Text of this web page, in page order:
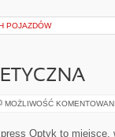
POJAZDÓW
MOŻLIWOŚĆ
Optyk to miejsce,